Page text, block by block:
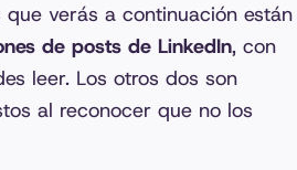
verás a continuación están
de posts de LinkedIn, con
leer. Los otros dos son
al reconocer que no los